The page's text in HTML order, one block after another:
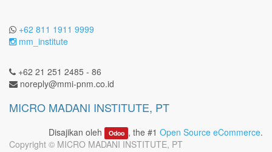
+62 811 1911 9999
mm_institute
+62 21 251 2485 - 86
noreply@mmi-pnm.co.id
MICRO MADANI INSTITUTE, PT
Disajikan oleh Odoo , the #1 Open Source eCommerce.
Copyright © MICRO MADANI INSTITUTE, PT